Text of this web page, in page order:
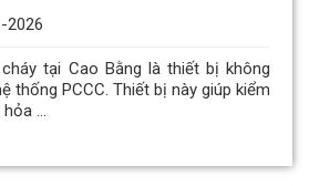
2026
tại Cao Bằng là thiết bị không
thống PCCC. Thiết bị này giúp kiểm
...